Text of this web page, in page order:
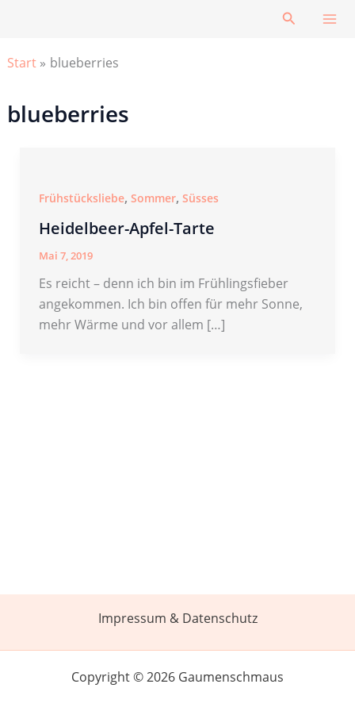
Suchen
Start blueberries
blueberries
Frühstücksliebe, Sommer, Süsses
Heidelbeer-Apfel-Tarte
Mai 7, 2019
Es reicht – denn ich bin im Frühlingsfieber
angekommen. Ich bin offen für mehr Sonne,
mehr Wärme und vor allem […]
Impressum & Datenschutz
Copyright © 2026 Gaumenschmaus